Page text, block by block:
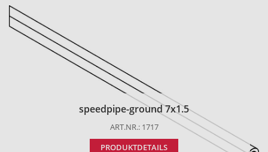
speedpipe-ground 7x1.5
ART.NR.: 1717
PRODUKTDETAILS